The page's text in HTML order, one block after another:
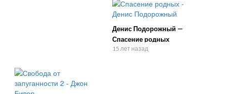
Денис Подорожный —
Спасение родных
15 лет назад